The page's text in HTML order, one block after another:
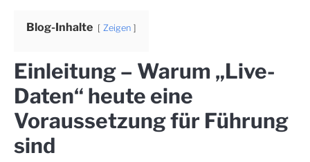
Blog-Inhalte Zeigen
Einleitung – Warum „Live-
Daten“ heute eine
Voraussetzung für Führung
sind